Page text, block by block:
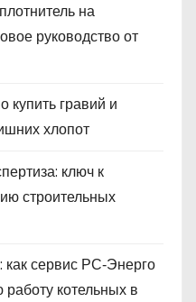
на
руководство от
купить гравий и
хлопот
ключ к
строительных
сервис РС‑Энерго
работу котельных в